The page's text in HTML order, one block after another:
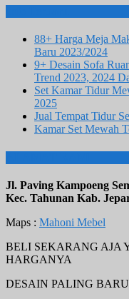
88+ Harga Meja
Baru 2023/2024
9+ Desain Sofa
Trend 2023, 2024
Set Kamar Tidur
2025
Jual Tempat Tidur
Kamar Set Mewah
Jl. Paving Kampoeng
Kec. Tahunan Kab.
Maps : Mahoni Mebel
BELI SEKARANG AJA
HARGANYA
DESAIN PALING BARU